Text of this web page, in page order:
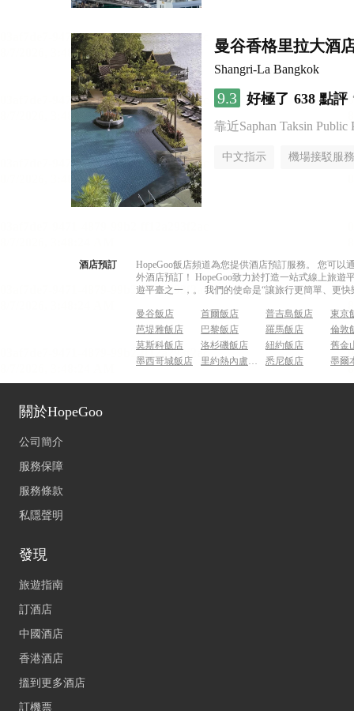
曼谷香格里拉大酒
Shangri-La Bangkok
9.3 好極了 638 點評
靠近Saphan Taksin Public
中文指示 機場接駁服務
酒店預訂
HopeGoo飯店頻道為您提供酒店預訂服務。 您可
外酒店預訂！ HopeGoo致力於打造一站式線上旅
遊平臺之一，。 我們的使命是“讓旅行更簡單、更
曼谷飯店 首爾飯店 普吉島飯店
東京
芭堤雅飯店
巴黎飯店 羅馬飯店
倫敦
莫斯科飯店
洛杉磯飯店 紐約飯店
舊金
墨西哥城飯店
里約熱內盧飯店 悉尼飯店 墨爾
關於HopeGoo
公司簡介
服務保障
服務條款
私隱聲明
發現
旅遊指南
訂酒店
中國酒店
香港酒店
搵到更多酒店
訂機票